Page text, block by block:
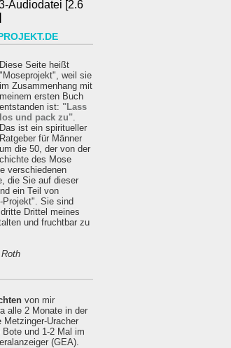
Audiodatei [2.6
Diese Seite heißt
"Moseprojekt", weil sie
im Zusammenhang mit
meinem ersten Buch
entstanden ist: "Lass
los und pack zu".
Das ist ein spiritueller
Ratgeber für Männer
um die 50, der von der
des Mose
verschiedenen
die Sie auf dieser
ein Teil von
Projekt". Sie sind
Drittel meines
und fruchtbar zu
von mir
alle 2 Monate in der
Metzinger-Uracher
und 1-2 Mal im
(GEA).